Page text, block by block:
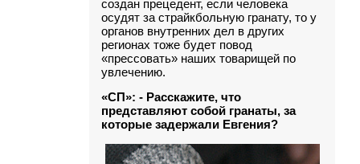
создан прецедент, если человека
осудят за страйкбольную гранату, то у
органов внутренних дел в других
регионах тоже будет повод
«прессовать» наших товарищей по
увлечению.
«СП»: - Расскажите, что
представляют собой гранаты, за
которые задержали Евгения?